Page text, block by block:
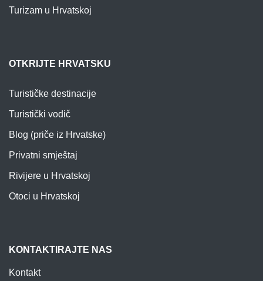
Turizam u Hrvatskoj
OTKRIJTE HRVATSKU
Turističke destinacije
Turistički vodič
Blog (priče iz Hrvatske)
Privatni smještaj
Rivijere u Hrvatskoj
Otoci u Hrvatskoj
KONTAKTIRAJTE NAS
Kontakt